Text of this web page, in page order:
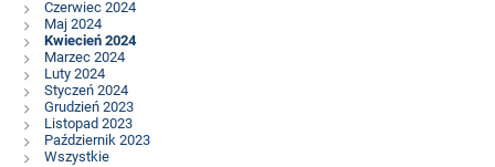
Czerwiec 2024
Maj 2024
Kwiecień 2024
Marzec 2024
Luty 2024
Styczeń 2024
Grudzień 2023
Listopad 2023
Październik 2023
Wszystkie